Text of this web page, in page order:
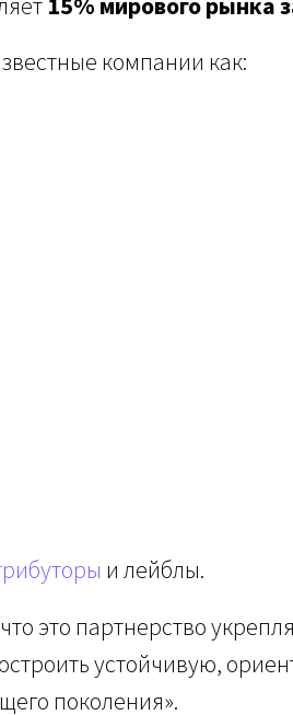
компании как:
и лейблы.
это партнерство
устойчивую,
поколения».